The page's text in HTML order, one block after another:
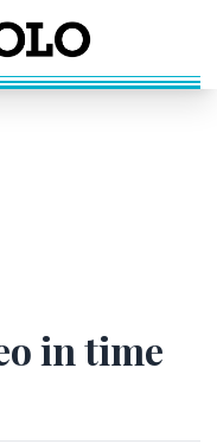
in time